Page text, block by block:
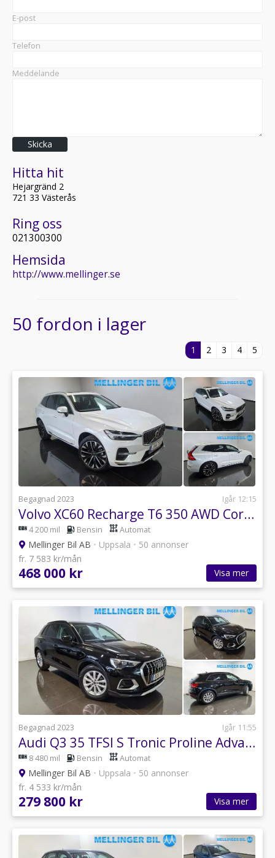
E-post
Telefon
Meddelande
Skicka
Hitta hit
Hejargränd 2
721 33 Västerås
Ring oss
021300300
Hemsida
http://www.mellinger.se
50 fordon i lager
1 2 3 4 5
Begagnad 2023 Igår 12:15
Volvo XC60 Recharge T6 350 AWD Core Edition SE SPEC
4 200 mil Bensin Automat
Mellinger Bil AB • Uppsala • 50 annonser
fr. 7 583 kr/mån
468 000 kr Visa mer
Begagnad 2023 Igår 11:55
Audi Q3 35 TFSI S Tronic Proline Advanced Parkv.|Drag
8 480 mil Bensin Automat
Mellinger Bil AB • Uppsala • 50 annonser
fr. 4 533 kr/mån
279 800 kr Visa mer